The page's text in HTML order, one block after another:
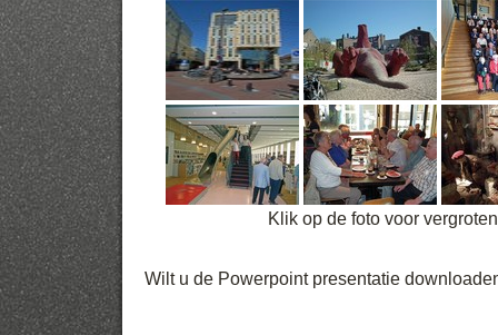
Klik op de foto voor
Wilt u de Powerpoint presentatie